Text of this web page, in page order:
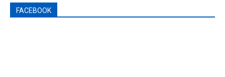
FACEBOOK